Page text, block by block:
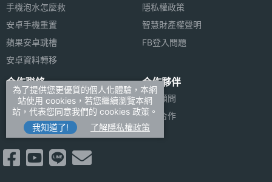
手機泡水怎麼救
安卓手機重置
蘋果安卓跳槽
安卓資料轉移
隱私權政策
智慧財產權聲明
FB登入問題
合作聯絡
廣告刊登
加入商店報價
新聞聯絡
合作夥伴
法律顧問
媒體合作
為了提供您更優質的個人化體驗，本網
站使用 cookies，若您繼續瀏覽本網
站，代表您同意我們的 cookies 政策。
我知道了!
了解隱私權政策